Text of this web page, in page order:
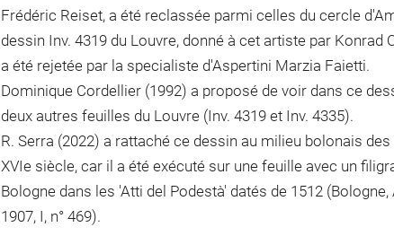
Frédéric Reiset, a été reclassée parmi celles du cercle
dessin Inv. 4319 du Louvre, donné à cet artiste par Konrad
a été rejetée par la specialiste d'Aspertini Marzia Faietti.
Dominique Cordellier (1992) a proposé de voir dans ce
deux autres feuilles du Louvre (Inv. 4319 et Inv. 4335).
R. Serra (2022) a rattaché ce dessin au milieu bolonais
XVIe siècle, car il a été exécuté sur une feuille avec un
Bologne dans les 'Atti del Podestà' datés de 1512
1907, I, n° 469).